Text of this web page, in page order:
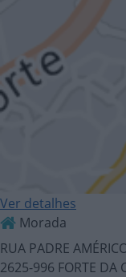
Ver detalhes
Morada
RUA PADRE
2625-996 FORTE DA